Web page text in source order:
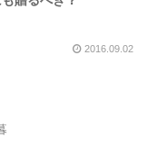
2016.09.02